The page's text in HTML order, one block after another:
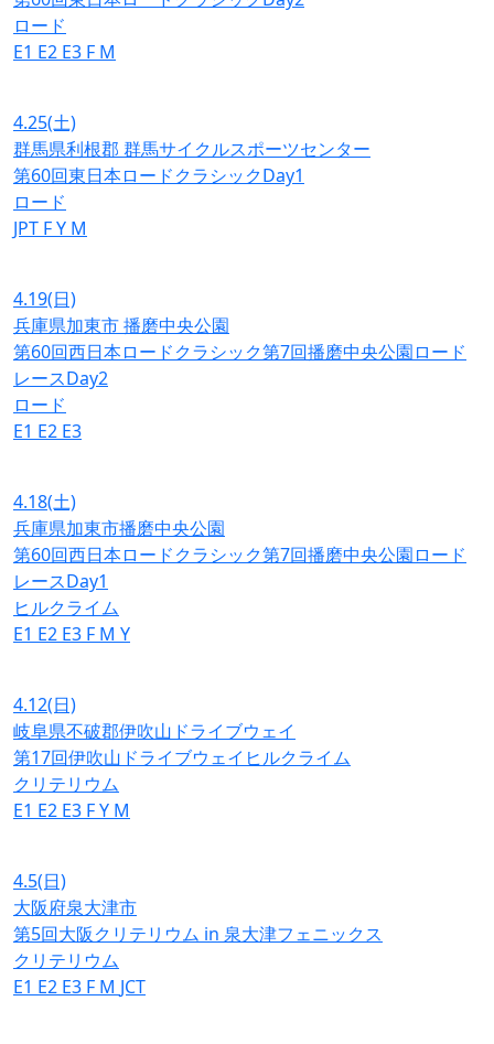
ロード
E1 E2 E3 F M
4.25(土)
群馬県利根郡 群馬サイクルスポーツセンター
第60回東日本ロードクラシックDay1
ロード
JPT FY M
4.19(日)
兵庫県加東市 播磨中央公園
第60回西日本ロードクラシック第7回播磨中央公園ロード
レースDay2
ロード
E1 E2 E3
4.18(土)
兵庫県加東市播磨中央公園
第60回西日本ロードクラシック第7回播磨中央公園ロード
レースDay1
ヒルクライム
E1 E2 E3 F M Y
4.12(日)
岐阜県不破郡伊吹山ドライブウェイ
第17回伊吹山ドライブウェイヒルクライム
クリテリウム
E1 E2 E3 FY M
4.5(日)
大阪府泉大津市
第5回大阪クリテリウム in 泉大津フェニックス
クリテリウム
E1 E2 E3 F M JCT